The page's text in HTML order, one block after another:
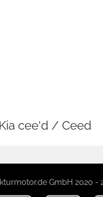
/ Ceed
GmbH 2020 -